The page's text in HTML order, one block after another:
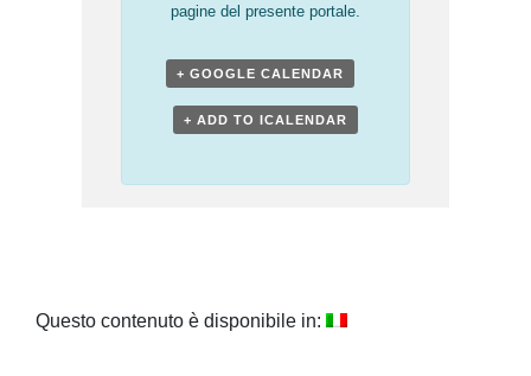
pagine del presente portale.
+ GOOGLE CALENDAR
+ ADD TO ICALENDAR
Questo contenuto è disponibile in: